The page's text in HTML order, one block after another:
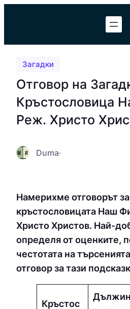
Загадки
Отговор на
Кръстословица
Реж. Христо
Duma·
Намерихме отговорът
кръстословицата Наш
Христо Христов. Най-
определя от оценките,
честотата на
отговор за тази
Кръстос
Дължин